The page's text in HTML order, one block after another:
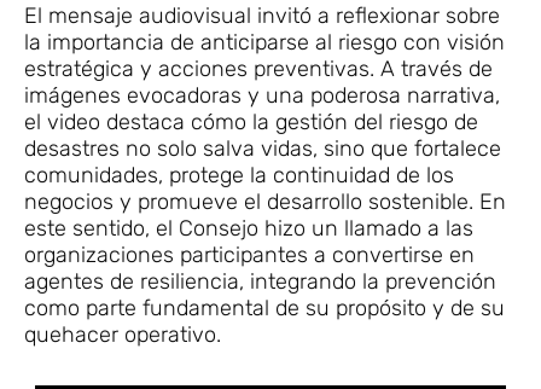
El mensaje audiovisual invitó a reflexionar sobre
la importancia de anticiparse al riesgo con visión
estratégica y acciones preventivas. A través de
imágenes evocadoras y una poderosa narrativa,
el video destaca cómo la gestión del riesgo de
desastres no solo salva vidas, sino que fortalece
comunidades, protege la continuidad de los
negocios y promueve el desarrollo sostenible. En
este sentido, el Consejo hizo un llamado a las
organizaciones participantes a convertirse en
agentes de resiliencia, integrando la prevención
como parte fundamental de su propósito y de su
quehacer operativo.